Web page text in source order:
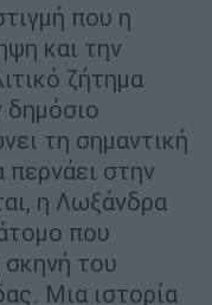
που η
και την
ζήτημα
δημόσιο
τη σημαντική
περνάει στην
η Λωξάνδρα
που
του
Μια ιστορία